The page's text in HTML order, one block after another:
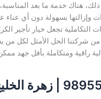
هناك خدمة ما بعد
وإزالتها بسهولة دون أي عناء
التكاملية تجعل خيار تأجير
من شركتنا الحل الأمثل لكل من
راقية ومتكاملة بأقل جهد